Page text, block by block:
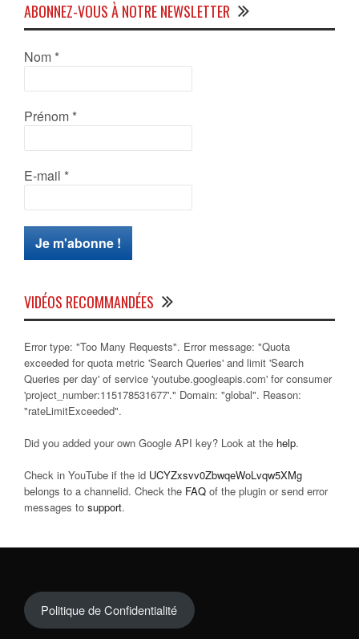
ABONNEZ-VOUS À NOTRE NEWSLETTER
Nom *
Prénom *
E-mail *
VIDÉOS RECOMMANDÉES
Error type: "Too Many Requests". Error message: "Quota
exceeded for quota metric 'Search Queries' and limit 'Search
Queries per day' of service 'youtube.googleapis.com' for consumer
'project_number:115178531677'." Domain: "global". Reason:
"rateLimitExceeded".
Did you added your own Google API key? Look at the help.
Check in YouTube if the id UCYZxsvv0ZbwqeWoLvqw5XMg
belongs to a channelid. Check the FAQ of the plugin or send error
messages to support.
Politique de Confidentialité